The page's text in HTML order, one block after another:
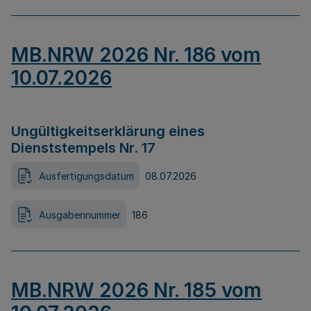
MB.NRW 2026 Nr. 186 vom
10.07.2026
Ungültigkeitserklärung eines
Dienststempels Nr. 17
Ausfertigungsdatum 08.07.2026
Ausgabennummer 186
MB.NRW 2026 Nr. 185 vom